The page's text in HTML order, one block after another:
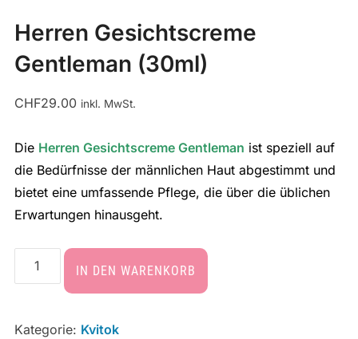
Herren Gesichtscreme
Gentleman (30ml)
CHF29.00 inkl. MwSt.
Die Herren Gesichtscreme Gentleman ist speziell auf
die Bedürfnisse der männlichen Haut abgestimmt und
bietet eine umfassende Pflege, die über die üblichen
Erwartungen hinausgeht.
IN DEN WARENKORB
Kategorie: Kvitok